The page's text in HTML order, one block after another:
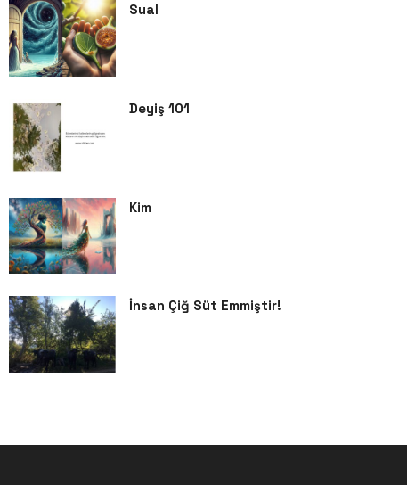
Sual
Deyiş 101
Kim
İnsan Çiğ Süt Emmiştir!